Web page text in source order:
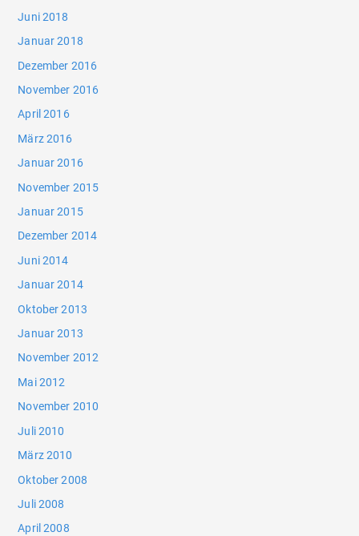
Juni 2018
Januar 2018
Dezember 2016
November 2016
April 2016
März 2016
Januar 2016
November 2015
Januar 2015
Dezember 2014
Juni 2014
Januar 2014
Oktober 2013
Januar 2013
November 2012
Mai 2012
November 2010
Juli 2010
März 2010
Oktober 2008
Juli 2008
April 2008